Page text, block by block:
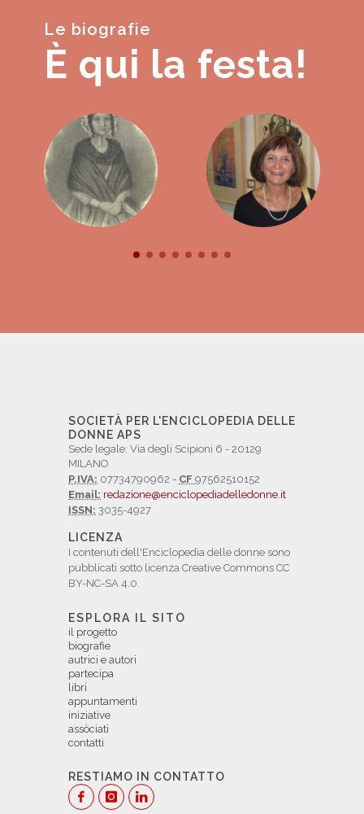
Le biografie
È qui la festa!
SOCIETÀ PER L'ENCICLOPEDIA DELLE
DONNE APS
Sede legale: Via degli Scipioni 6 - 20129
MILANO
P.IVA: 07734790962 - CF 97562510152
Email: redazione@enciclopediadelledonne.it
ISSN: 3035-4927
LICENZA
I contenuti dell'Enciclopedia delle donne sono
pubblicati sotto licenza Creative Commons CC
BY-NC-SA 4.0.
ESPLORA IL SITO
il progetto
biografie
autrici e autori
partecipa
libri
appuntamenti
iniziative
assòciati
contatti
RESTIAMO IN CONTATTO